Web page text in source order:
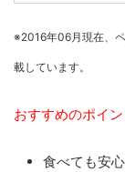
※2016年06月現在、
載しています。
おすすめのポイン
食べても安